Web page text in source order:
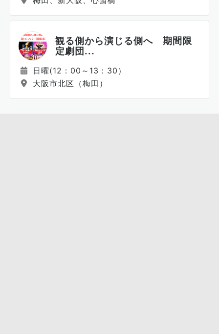
観る側から演じる側へ 期間限
定劇団...
日曜(12：00～13：30）
大阪市北区（梅田）